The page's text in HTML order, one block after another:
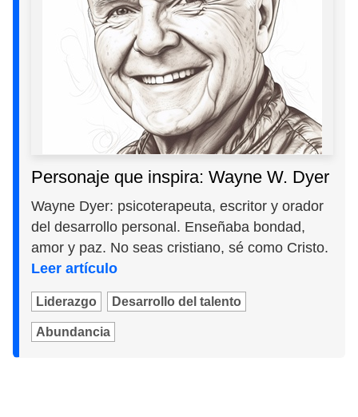
Personaje que inspira: Wayne W. Dyer
Wayne Dyer: psicoterapeuta, escritor y orador
del desarrollo personal. Enseñaba bondad,
amor y paz. No seas cristiano, sé como Cristo.
Leer artículo
Liderazgo Desarrollo del talento
Abundancia